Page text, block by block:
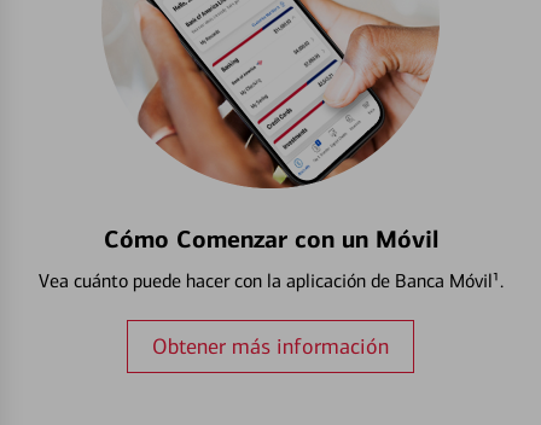
Cómo Comenzar con un Móvil
Vea cuánto puede hacer con la aplicación de Banca Móvil¹.
Obtener más información